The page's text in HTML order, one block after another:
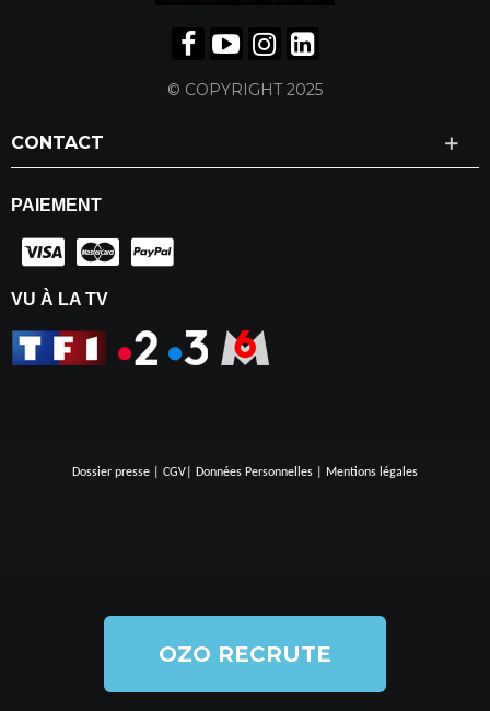
© COPYRIGHT 2025
CONTACT
PAIEMENT
VU À LA TV
Dossier presse CGV Données Personnelles Mentions légales
OZO RECRUTE